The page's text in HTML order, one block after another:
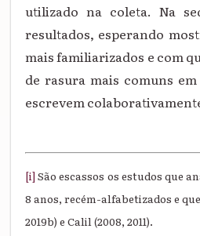
utilizado na coleta. Na
resultados, esperando
mais familiarizados e com
de rasura mais comuns
escrevem
[i] São escassos os estudos que
8 anos, recém-alfabetizados e
2019b) e Calil (2008, 2011).